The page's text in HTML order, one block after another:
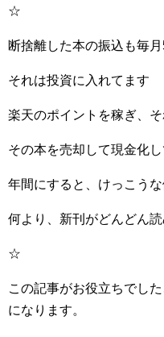
☆
断捨離した本の振込も毎
それは投資に入れてます
楽天のポイントを稼ぎ、
その本を売却して現金化し
年間にすると、けっこう
何より、新刊がどんどん
☆
この記事がお役立ちでし
になります。